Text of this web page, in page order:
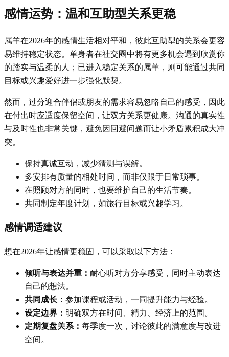
感情运势：温和互助型关系更稳
属羊在2026年的感情生活相对平和，彼此互助型的关系会更容
易维持稳定状态。单身者在社交圈中将有更多机会遇到欣赏你
的踏实与温柔的人；已进入稳定关系的属羊，则可能通过共同
目标或兴趣爱好进一步强化默契。
然而，过分迎合伴侣或朋友的需求容易忽略自己的感受，因此
在付出时应适度保留空间，让双方关系更健康。沟通的真实性
与及时性也非常关键，避免因回避问题而让小矛盾累积成大冲
突。
保持真诚互动，减少猜测与误解。
多安排有质量的相处时间，而非仅限于日常琐事。
在照顾对方的同时，也要维护自己的生活节奏。
共同制定年度计划，如旅行目标或兴趣学习。
感情调适建议
想在2026年让感情更稳固，可以采取以下方法：
倾听与表达并重： 耐心听对方分享感受，同时主动表达
自己的想法。
共同成长： 参加课程或活动，一同提升能力与经验。
设定边界： 明确双方在时间、精力、经济上的范围。
定期复盘关系： 每季度一次，讨论彼此的满意度与改进
空间。